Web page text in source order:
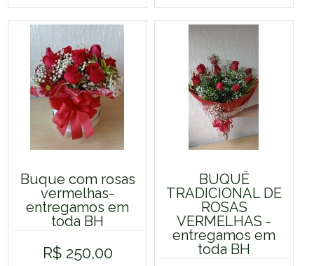
Buque com rosas
vermelhas-
entregamos em
toda BH
R$ 250,00
BUQUÊ
TRADICIONAL DE
ROSAS
VERMELHAS -
entregamos em
toda BH